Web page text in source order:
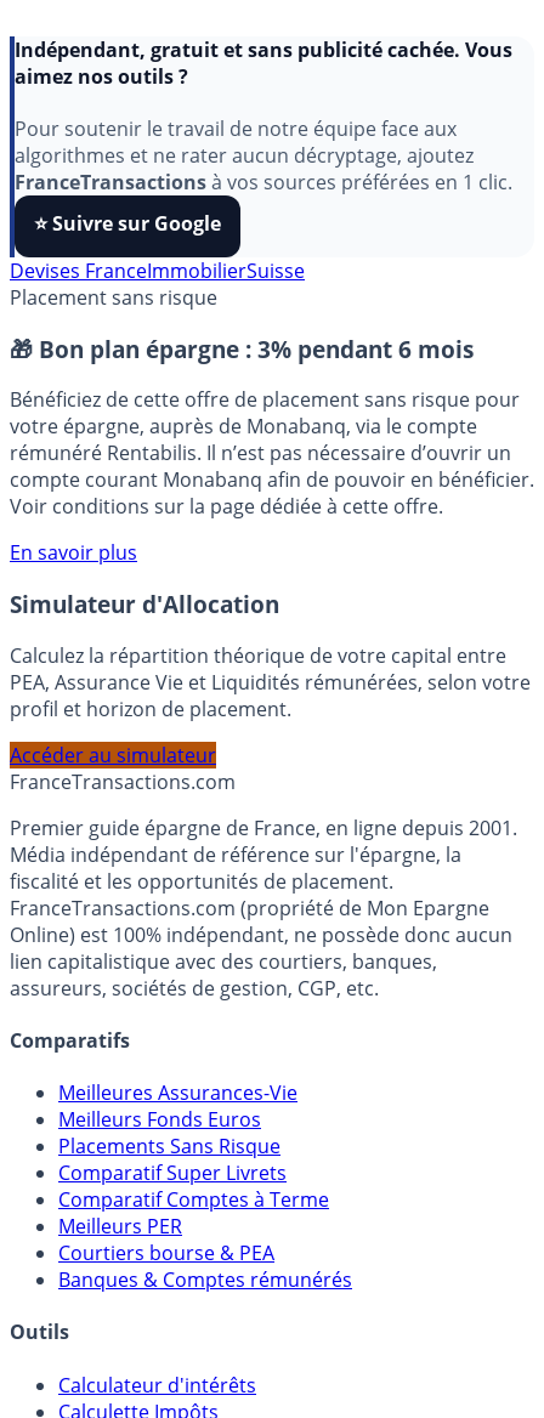
aimez nos outils ?
Pour soutenir le travail de notre équipe face aux
algorithmes et ne rater aucun décryptage, ajoutez
FranceTransactionsà vos sources préférées en 1 clic.
⭐️ Suivre sur Google
Placement sans risque
🎁 Bon plan épargne : 3% pendant 6 mois
Bénéficiez de cette offre de placement sans risque pour
votre épargne, auprès de Monabanq, via le compte
rémunéré Rentabilis. Il n’est pas nécessaire d’ouvrir un
Voir conditions sur la page dédiée à cette offre.
En savoir plus
Simulateur d'Allocation
Calculez la répartition théorique de votre capital entre
PEA, Assurance Vie et Liquidités rémunérées, selon votre
profil et horizon de placement.
FranceTransactions.com
Premier guide épargne de France, en ligne depuis 2001.
Média indépendant de référence sur l'épargne, la
fiscalité et les opportunités de placement.
FranceTransactions.com (propriété de Mon Epargne
Online) est 100% indépendant, ne possède donc aucun
lien capitalistique avec des courtiers, banques,
assureurs, sociétés de gestion, CGP, etc.
Comparatifs
Meilleures Assurances-Vie
Meilleurs Fonds Euros
Placements Sans Risque
Comparatif Super Livrets
Comparatif Comptes à Terme
Meilleurs PER
Banques & Comptes rémunérés
Outils